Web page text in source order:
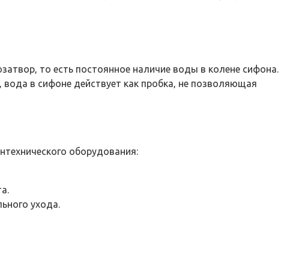
то есть постоянное наличие воды в колене сифона.
в сифоне действует как пробка‚ не позволяющая
оборудования:
ухода.